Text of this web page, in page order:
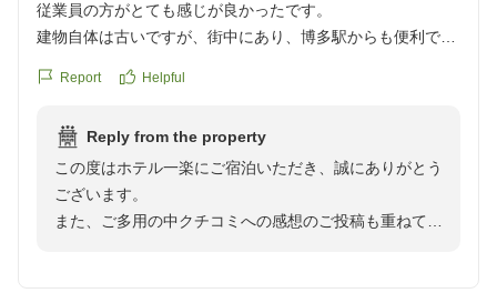
従業員の方がとても感じが良かったです。
建物自体は古いですが、街中にあり、博多駅からも便利でし
伝わりました。隣がセブンイレブンなのでそこも便利です。
にチェックアウトだったので朝風呂にも入れなかったのが不
便でしたが他は満足です。
クチコミの詳細はこちらから
https://review.travel.rakuten.co.jp/hotel/voice/9239?
Report Helpful
Reply from the property
この度はホテル一楽にご宿泊いただき、誠にありがとう
ございます。
また、ご多用の中クチコミへの感想のご投稿も重ねてお